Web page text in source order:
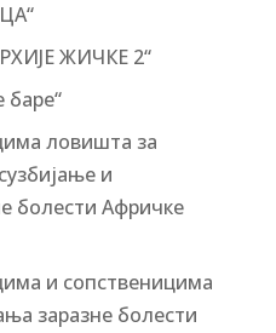
ЖИЧКЕ 2“
баре“
ловишта за
и
болести Афричке
и сопственицима
заразне болести